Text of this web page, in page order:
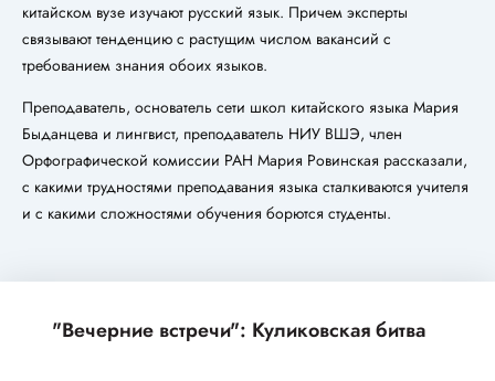
китайском вузе изучают русский язык. Причем эксперты
связывают тенденцию с растущим числом вакансий с
требованием знания обоих языков.
Преподаватель, основатель сети школ китайского языка Мария
Быданцева и лингвист, преподаватель НИУ ВШЭ, член
Орфографической комиссии РАН Мария Ровинская рассказали,
с какими трудностями преподавания языка сталкиваются учителя
и с какими сложностями обучения борются студенты.
"Вечерние встречи": Куликовская битва